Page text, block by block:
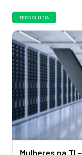
TECNOLOGIA
Mulheres na TI